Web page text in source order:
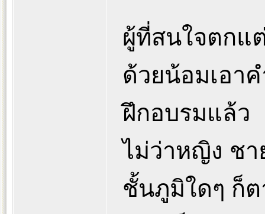
ผู้ที่สนใจตกแ
ด้วยน้อมเอา
ฝึกอบรมแล้ว
ไม่ว่าหญิง ชา
ชั้นภูมิใดๆ ก็